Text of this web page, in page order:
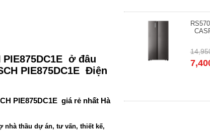
ở đâu
PIE875DC1E Điện
PIE875DC1E giá rẻ nhất Hà
nhà thầu dự án, tư vấn, thiết kế,